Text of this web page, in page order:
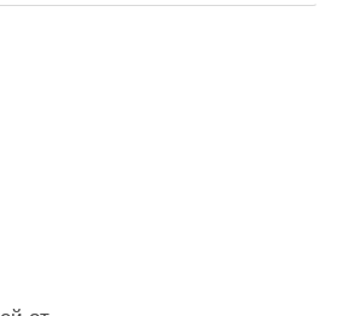
надежно защищает
сохраняя высокую
запросов при каждом входе.